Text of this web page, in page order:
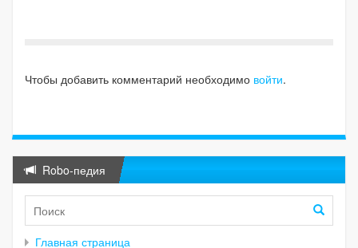
Чтобы добавить комментарий необходимо войти.
Robo-педия
Главная страница